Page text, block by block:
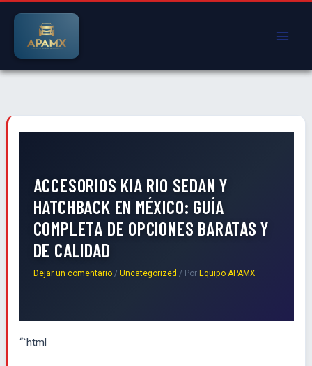
contenido
ACCESORIOS KIA RIO SEDAN Y
HATCHBACK EN MÉXICO: GUÍA
COMPLETA DE OPCIONES BARATAS Y
DE CALIDAD
Dejar un comentario / Uncategorized / Por Equipo APAMX
“`html